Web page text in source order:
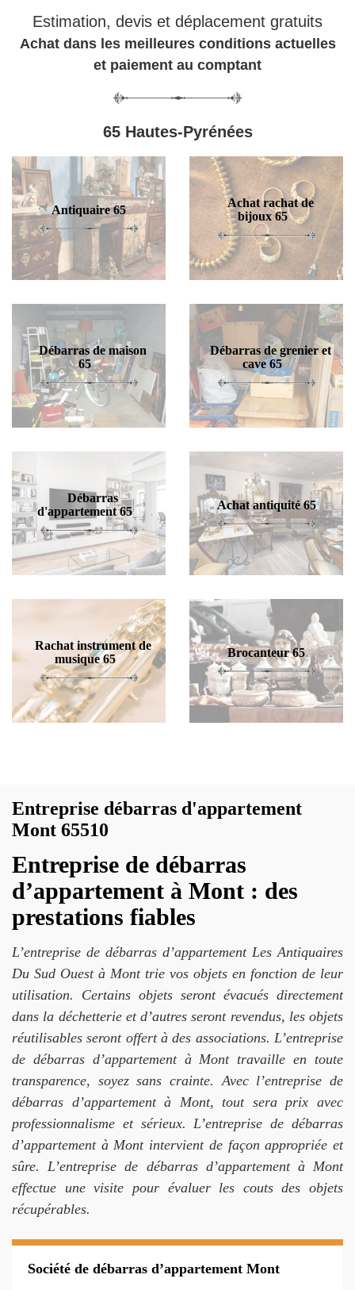
Estimation, devis et déplacement gratuits
Achat dans les meilleures conditions actuelles
et paiement au comptant
65 Hautes-Pyrénées
Antiquaire 65
Achat rachat de
bijoux 65
Débarras de maison
65
Débarras de grenier et
cave 65
Débarras
d'appartement 65
Achat antiquité 65
Rachat instrument de
musique 65
Brocanteur 65
Entreprise débarras d'appartement
Mont 65510
Entreprise de débarras
d’appartement à Mont : des
prestations fiables
L’entreprise de débarras d’appartement Les Antiquaires
Du Sud Ouest à Mont trie vos objets en fonction de leur
utilisation. Certains objets seront évacués directement
dans la déchetterie et d’autres seront revendus, les objets
réutilisables seront offert à des associations. L’entreprise
de débarras d’appartement à Mont travaille en toute
transparence, soyez sans crainte. Avec l’entreprise de
débarras d’appartement à Mont, tout sera prix avec
professionnalisme et sérieux. L’entreprise de débarras
d’appartement à Mont intervient de façon appropriée et
sûre. L’entreprise de débarras d’appartement à Mont
effectue une visite pour évaluer les couts des objets
récupérables.
Société de débarras d’appartement Mont